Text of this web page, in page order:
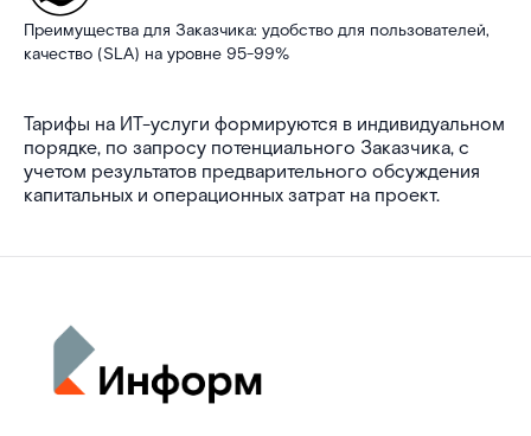
Преимущества для Заказчика: удобство для пользователей,
качество (SLA) на уровне 95-99%
Тарифы на ИТ-услуги формируются в индивидуальном
порядке, по запросу потенциального Заказчика, с
учетом результатов предварительного обсуждения
капитальных и операционных затрат на проект.